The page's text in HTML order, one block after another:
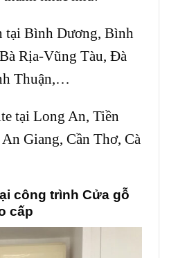
tại Bình Dương, Bình
Rịa-Vũng Tàu, Đà
Thuận,…
tại Long An, Tiền
Giang, Cần Thơ, Cà
công trình Cửa gỗ
cấp